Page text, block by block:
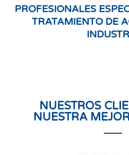
PROFESIONALES
TRATAMIENTO DE
NUESTROS
NUESTRA